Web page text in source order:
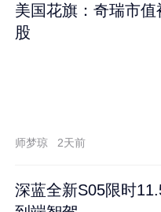
美国花旗：奇瑞市
股
师梦琼 2天前
深蓝全新S05限时